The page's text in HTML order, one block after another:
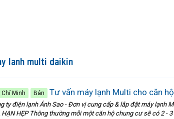
lanh multi daikin
Chí Minh Bán Tư vấn máy lạnh Multi cho căn
ty điện lạnh Ánh Sao - Đơn vị cung cấp & lắp đặt máy lạnh
HẠN HẸP Thông thường mỗi một căn hộ chung cư sẽ có 2 -